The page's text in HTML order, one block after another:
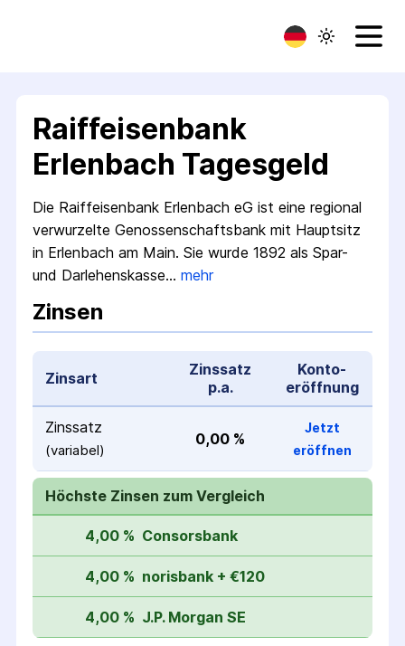
Raiffeisenbank
Erlenbach Tagesgeld
Die Raiffeisenbank Erlenbach eG ist eine regional
verwurzelte Genossenschafts­bank mit Hauptsitz
in Erlenbach am Main. Sie wurde 1892 als Spar-
und Darlehens­kasse… mehr
Zinsen
Zinsart
Zinssatz
p.a.
Konto­
eröffnung
Zinssatz
(variabel)
0,00 %
Jetzt
eröffnen
Höchste Zinsen zum Vergleich
4,00 % Consorsbank
4,00 % norisbank + €120
4,00 % J.P. Morgan SE